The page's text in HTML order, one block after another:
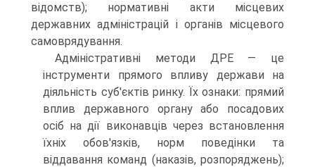
відомств); нормативні акти місцевих
державних адміністрацій і органів місцевого
самоврядування.
Адміністративні методи ДРЕ — це
інструменти прямого впливу держави на
діяльність суб'єктів ринку. Їх ознаки: прямий
вплив державного органу або посадових
осіб на дії виконавців через встановлення
їхніх обов'язків, норм поведінки та
віддавання команд (наказів, розпоряджень);